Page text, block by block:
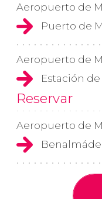
Aeropuerto de
Puerto de
Aeropuerto de
Estación
Reservar
Aeropuerto de